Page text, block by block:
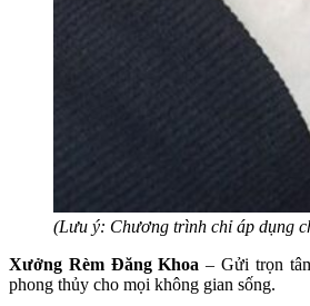
(Lưu ý: Chương trình chỉ áp dụng
Xưởng Rèm Đăng Khoa – Gửi trọn
phong thủy cho mọi không gian sống.